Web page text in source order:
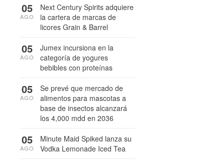
Next Century Spirits adquiere
la cartera de marcas de
licores Grain & Barrel
05
AGO
Jumex incursiona en la
categoría de yogures
bebibles con proteínas
05
AGO
Se prevé que mercado de
alimentos para mascotas a
base de insectos alcanzará
los 4,000 mdd en 2036
05
AGO
Minute Maid Spiked lanza su
Vodka Lemonade Iced Tea
05
AGO